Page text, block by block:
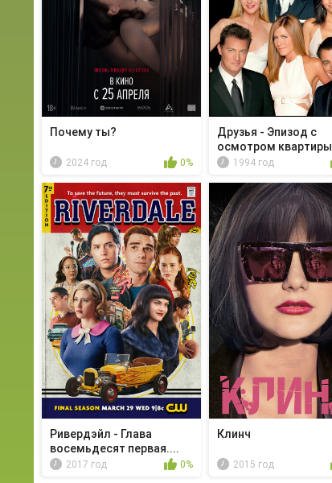
Почему ты?
2024 год 0%
Друзья - Эпизод с
осмотром квартиры
1994 год
Ривердэйл - Глава
восемьдесят первая....
2017 год 0%
Клинч
2015 год